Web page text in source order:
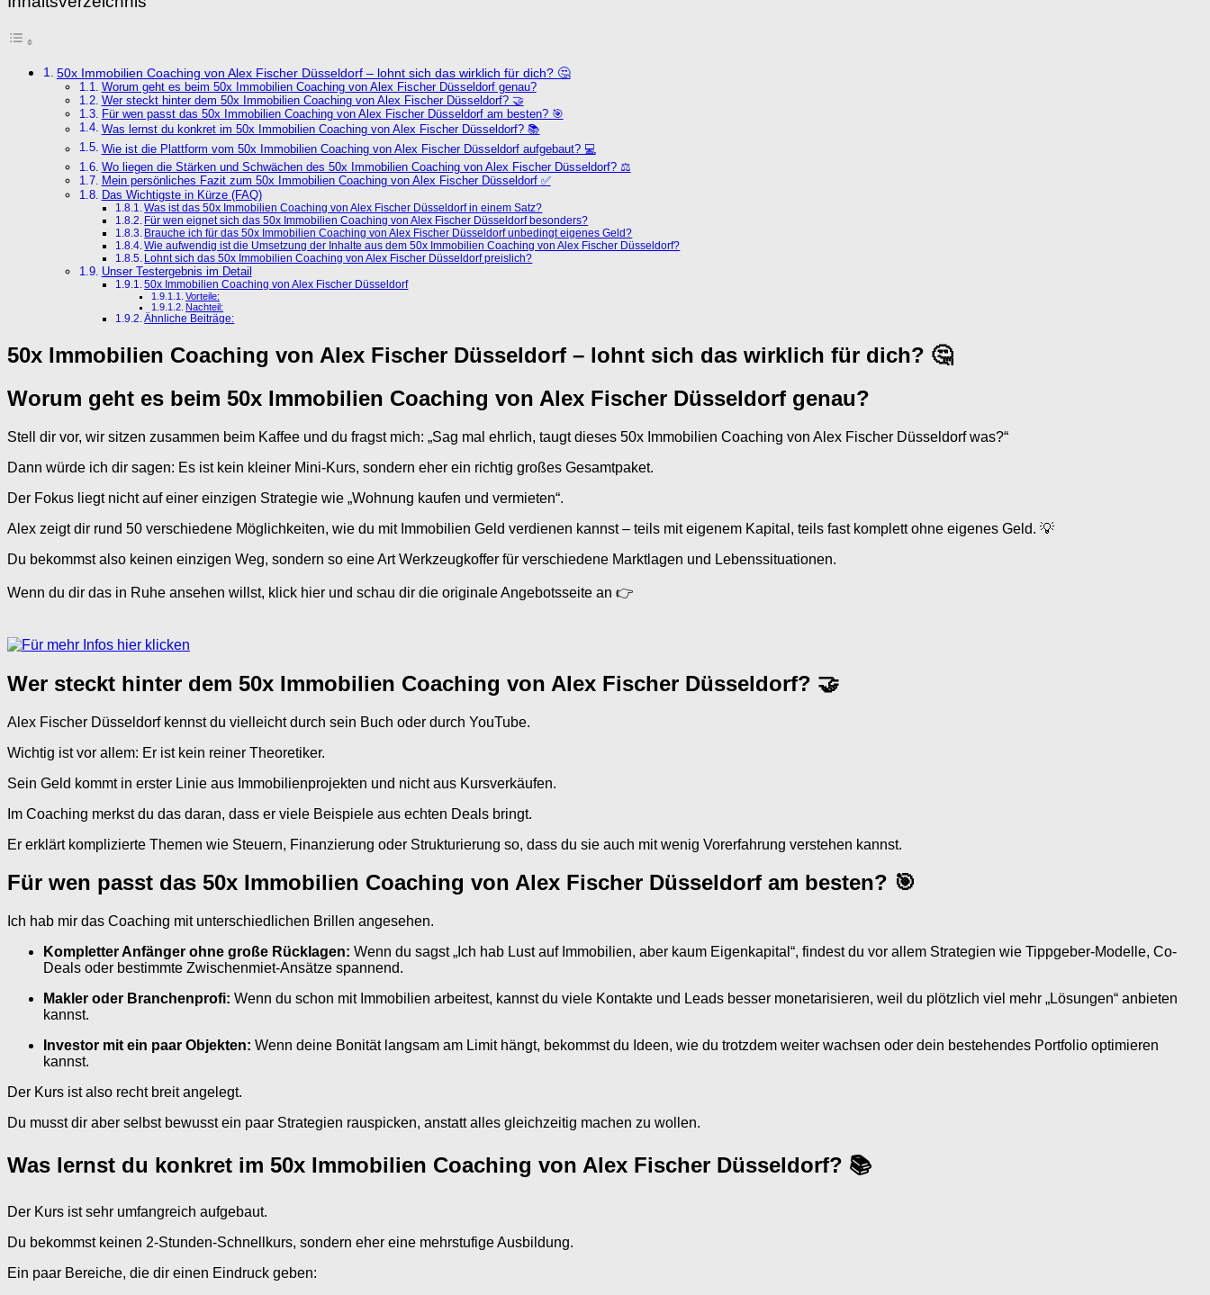
50x Immobilien Coaching von Alex Fischer Düsseldorf – lohnt sich das wirklich für dich? 🤔
Worum geht es beim 50x Immobilien Coaching von Alex Fischer Düsseldorf genau?
Wer steckt hinter dem 50x Immobilien Coaching von Alex Fischer Düsseldorf? 🤝
Für wen passt das 50x Immobilien Coaching von Alex Fischer Düsseldorf am besten? 🎯
Was lernst du konkret im 50x Immobilien Coaching von Alex Fischer Düsseldorf? 📚
Wie ist die Plattform vom 50x Immobilien Coaching von Alex Fischer Düsseldorf aufgebaut? 💻
Wo liegen die Stärken und Schwächen des 50x Immobilien Coaching von Alex Fischer Düsseldorf? ⚖️
Mein persönliches Fazit zum 50x Immobilien Coaching von Alex Fischer Düsseldorf ✅
Das Wichtigste in Kürze (FAQ)
Was ist das 50x Immobilien Coaching von Alex Fischer Düsseldorf in einem Satz?
Für wen eignet sich das 50x Immobilien Coaching von Alex Fischer Düsseldorf besonders?
Brauche ich für das 50x Immobilien Coaching von Alex Fischer Düsseldorf unbedingt eigenes Geld?
Wie aufwendig ist die Umsetzung der Inhalte aus dem 50x Immobilien Coaching von Alex Fischer Düsseldorf?
Lohnt sich das 50x Immobilien Coaching von Alex Fischer Düsseldorf preislich?
Unser Testergebnis im Detail
50x Immobilien Coaching von Alex Fischer Düsseldorf
Vorteile:
Nachteil:
Ähnliche Beiträge:
50x Immobilien Coaching von Alex Fischer Düsseldorf – lohnt sich das wirklich für dich? 🤔
Worum geht es beim 50x Immobilien Coaching von Alex Fischer Düsseldorf genau?
Stell dir vor, wir sitzen zusammen beim Kaffee und du fragst mich: „Sag mal ehrlich, taugt dieses 50x Immobilien Coaching von Alex Fischer Düsseldorf was?“
Dann würde ich dir sagen: Es ist kein kleiner Mini-Kurs, sondern eher ein richtig großes Gesamtpaket.
Der Fokus liegt nicht auf einer einzigen Strategie wie „Wohnung kaufen und vermieten“.
Alex zeigt dir rund 50 verschiedene Möglichkeiten, wie du mit Immobilien Geld verdienen kannst – teils mit eigenem Kapital, teils fast komplett ohne eigenes Geld. 💡
Du bekommst also keinen einzigen Weg, sondern so eine Art Werkzeugkoffer für verschiedene Marktlagen und Lebenssituationen.
Wenn du dir das in Ruhe ansehen willst, klick hier und schau dir die originale Angebotsseite an 👉
Wer steckt hinter dem 50x Immobilien Coaching von Alex Fischer Düsseldorf? 🤝
Alex Fischer Düsseldorf kennst du vielleicht durch sein Buch oder durch YouTube.
Wichtig ist vor allem: Er ist kein reiner Theoretiker.
Sein Geld kommt in erster Linie aus Immobilienprojekten und nicht aus Kursverkäufen.
Im Coaching merkst du das daran, dass er viele Beispiele aus echten Deals bringt.
Er erklärt komplizierte Themen wie Steuern, Finanzierung oder Strukturierung so, dass du sie auch mit wenig Vorerfahrung verstehen kannst.
Für wen passt das 50x Immobilien Coaching von Alex Fischer Düsseldorf am besten? 🎯
Ich hab mir das Coaching mit unterschiedlichen Brillen angesehen.
Kompletter Anfänger ohne große Rücklagen: Wenn du sagst „Ich hab Lust auf Immobilien, aber kaum Eigenkapital“, findest du vor allem Strategien wie Tippgeber-Modelle, Co-
Deals oder bestimmte Zwischenmiet-Ansätze spannend.
Makler oder Branchenprofi: Wenn du schon mit Immobilien arbeitest, kannst du viele Kontakte und Leads besser monetarisieren, weil du plötzlich viel mehr „Lösungen“ anbieten
kannst.
Investor mit ein paar Objekten: Wenn deine Bonität langsam am Limit hängt, bekommst du Ideen, wie du trotzdem weiter wachsen oder dein bestehendes Portfolio optimieren
kannst.
Der Kurs ist also recht breit angelegt.
Du musst dir aber selbst bewusst ein paar Strategien rauspicken, anstatt alles gleichzeitig machen zu wollen.
Was lernst du konkret im 50x Immobilien Coaching von Alex Fischer Düsseldorf? 📚
Der Kurs ist sehr umfangreich aufgebaut.
Du bekommst keinen 2-Stunden-Schnellkurs, sondern eher eine mehrstufige Ausbildung.
Ein paar Bereiche, die dir einen Eindruck geben: